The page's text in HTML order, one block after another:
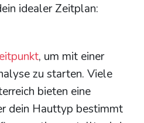
idealer Zeitplan:
, um mit einer
zu starten. Viele
bieten eine
dein Hauttyp bestimmt